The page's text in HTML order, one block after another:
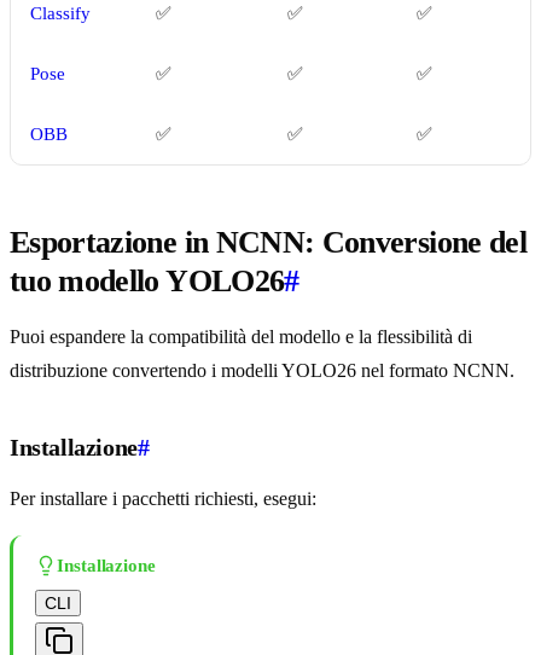
Classify ✅ ✅ ✅
Pose ✅ ✅ ✅
OBB ✅ ✅ ✅
Esportazione in NCNN: Conversione del
tuo modello YOLO26#
Puoi espandere la compatibilità del modello e la flessibilità di
distribuzione convertendo i modelli YOLO26 nel formato NCNN.
Installazione#
Per installare i pacchetti richiesti, esegui:
Installazione
CLI